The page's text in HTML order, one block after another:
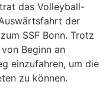
das Volleyball-
der
SSF Bonn. Trotz
Beginn an
einzufahren, um die
zu können.